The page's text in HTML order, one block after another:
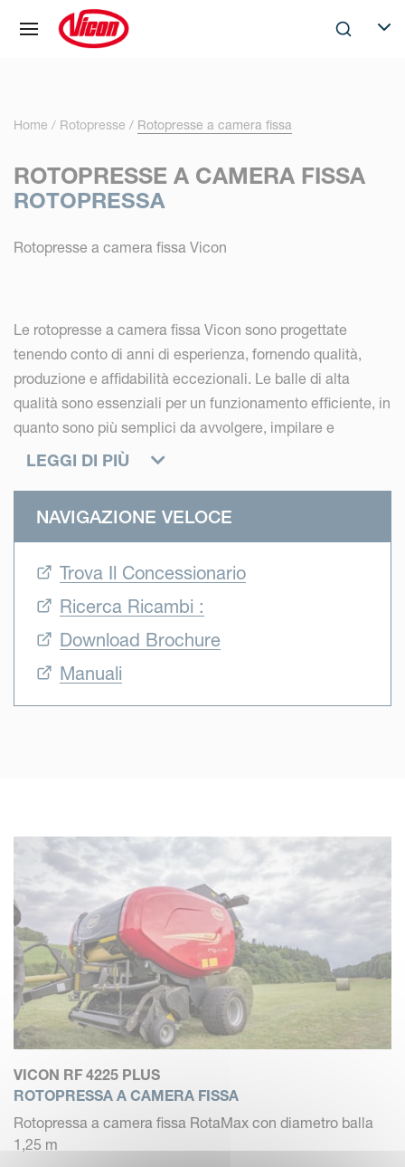
Search
Home Rotopresse Rotopresse a camera fissa
ROTOPRESSE A CAMERA FISSA
ROTOPRESSA
Rotopresse a camera fissa Vicon
Le rotopresse a camera fissa Vicon sono progettate
tenendo conto di anni di esperienza, fornendo qualità,
produzione e affidabilità eccezionali. Le balle di alta
qualità sono essenziali per un funzionamento efficiente, in
quanto sono più semplici da avvolgere, impilare e
trasportare, massimizzando la qualità del foraggio e il
LEGGI DI PIÙ
NAVIGAZIONE VELOCE
Trova Il Concessionario
Ricerca Ricambi :
Download Brochure
Manuali
VICON RF 4225 PLUS
ROTOPRESSA A CAMERA FISSA
Rotopressa a camera fissa RotaMax con diametro balla
1,25 m
Pannello di gestione dei cookies